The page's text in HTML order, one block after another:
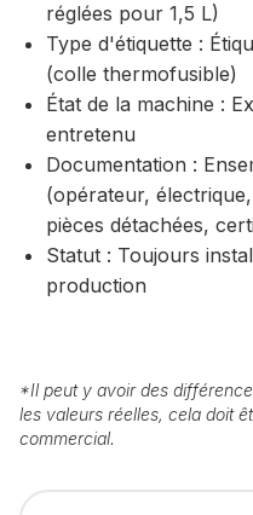
réglées pour 1,5 L)
Type d'étiquette :
(colle thermofusible)
État de la machine :
entretenu
Documentation :
(opérateur,
pièces détachées,
Statut : Toujours
production
*Il peut y avoir des
les valeurs réelles, cela doit
commercial.